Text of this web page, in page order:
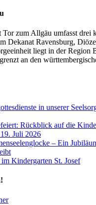
Tor zum Allgäu umfasst drei
Dekanat Ravensburg,
liegt in der Region
an den
in unserer
Rückblick auf die
Juli 2026
– Ein
Kindergarten St. Josef